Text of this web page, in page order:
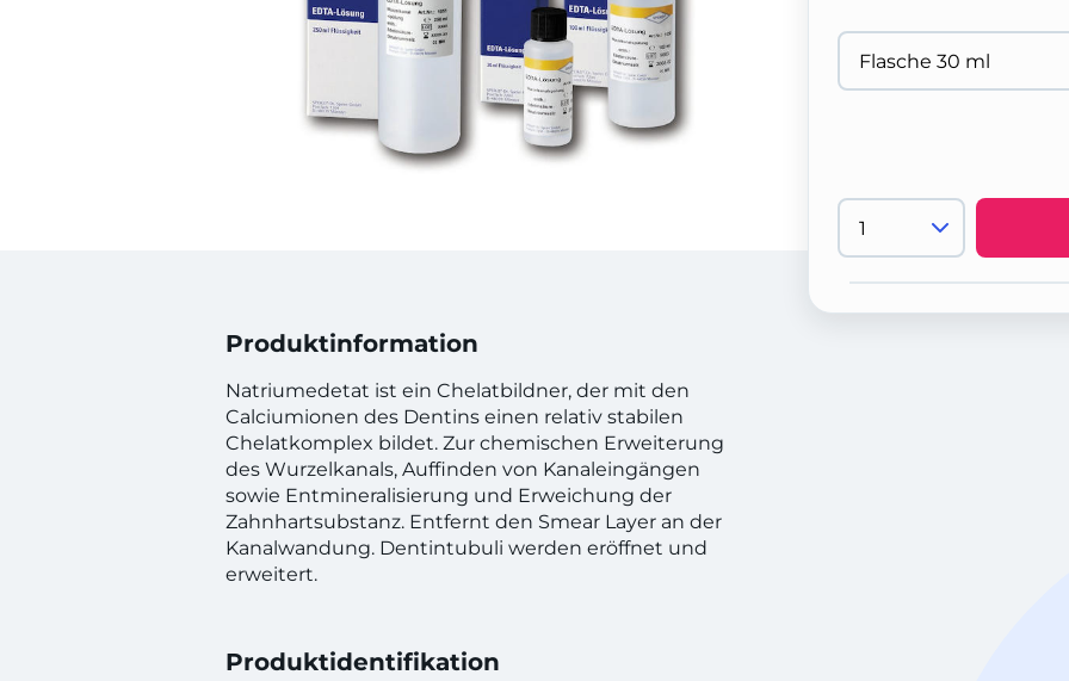
Produktinformation
Natriumedetat ist ein Chelatbildner, der mit den
Calciumionen des Dentins einen relativ stabilen
Chelatkomplex bildet. Zur chemischen Erweiterung
des Wurzelkanals, Auffinden von Kanaleingängen
sowie Entmineralisierung und Erweichung der
Zahnhartsubstanz. Entfernt den Smear Layer an der
Kanalwandung. Dentintubuli werden eröffnet und
erweitert.
Produktidentifikation